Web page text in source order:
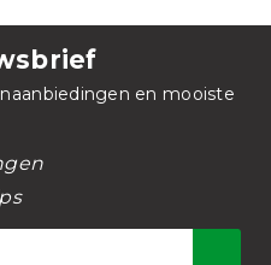
en mooiste